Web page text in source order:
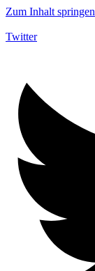
Zum Inhalt springen
Twitter